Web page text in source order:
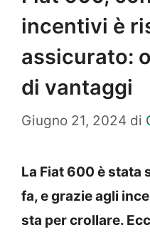
incentivi è
assicurato:
di vantaggi
Giugno 21, 2024 di
La Fiat 600 è stata
fa, e grazie agli
sta per crollare.